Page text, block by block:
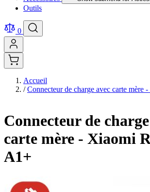
Outils
0
Accueil
/ Connecteur de charge avec carte mère
Connecteur de
carte mère - Xiaomi
A1+